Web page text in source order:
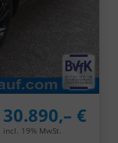
30.890,– €
incl. 19% MwSt.